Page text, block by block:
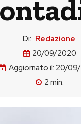
Di: Redazione
20/09/2020
Aggiornato il: 20/
2 min.